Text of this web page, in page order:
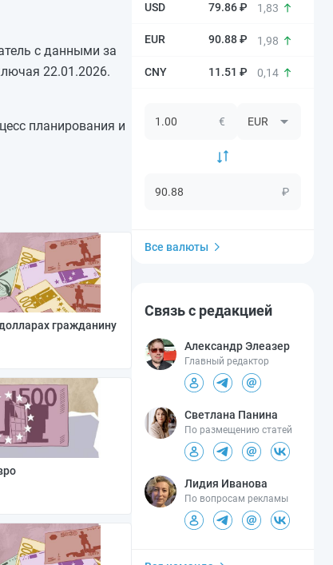
с данными за
22.01.2026.
планирования и
гражданину
79.86 ₽ 1,83
90.88 ₽ 1,98
11.51 ₽ 0,14
€
₽
Все валюты
Связь с редакцией
Александр Элеазер
Главный редактор
Светлана Панина
По размещению статей
Лидия Иванова
По вопросам рекламы